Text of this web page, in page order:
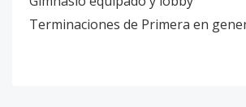
Terminaciones de Primera en